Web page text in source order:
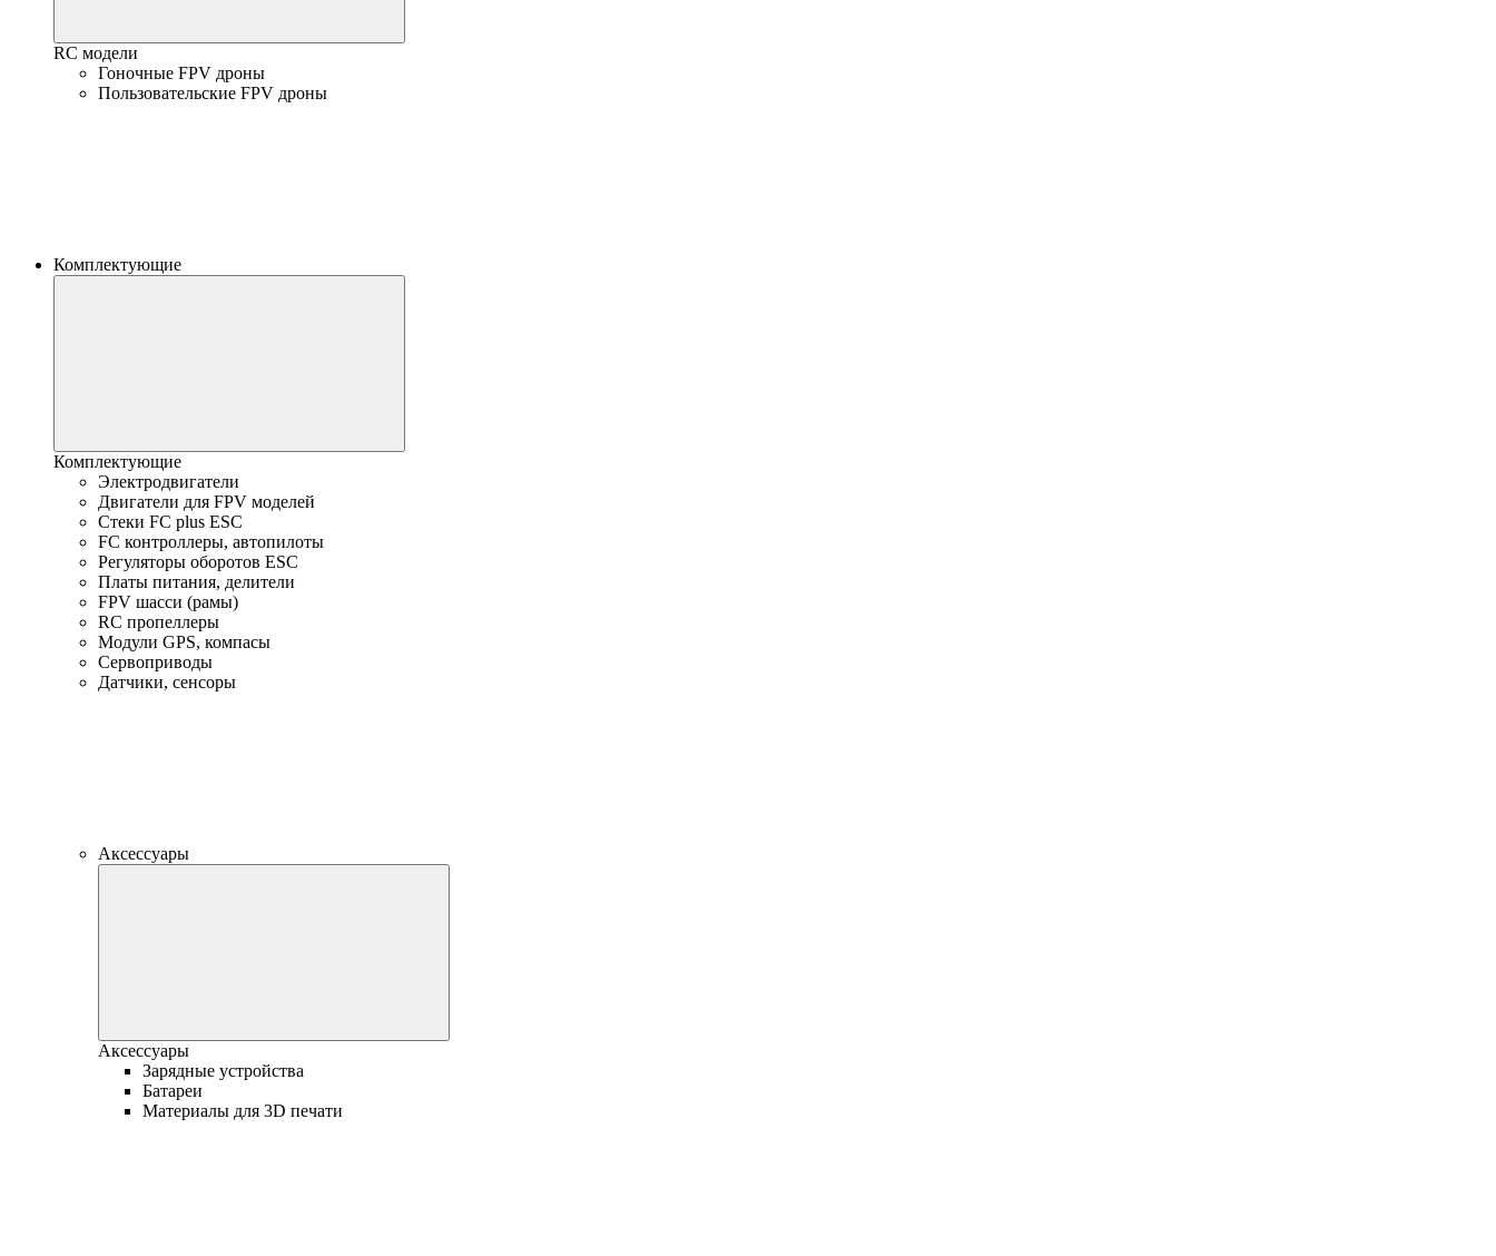
RC модели
Гоночные FPV дроны
Пользовательские FPV дроны
Комплектующие
Комплектующие
Электродвигатели
Двигатели для FPV моделей
Стеки FC plus ESC
FC контроллеры, автопилоты
Регуляторы оборотов ESC
Платы питания, делители
FPV шасси (рамы)
RC пропеллеры
Модули GPS, компасы
Сервоприводы
Датчики, сенсоры
Аксессуары
Аксессуары
Зарядные устройства
Батареи
Материалы для 3D печати